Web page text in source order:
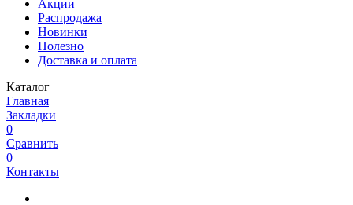
Акции
Распродажа
Новинки
Полезно
Доставка и оплата
Каталог
Главная
Закладки
0
Сравнить
0
Контакты